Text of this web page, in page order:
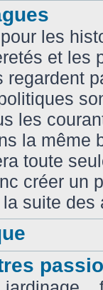
les
et les
regardent
les
la même
toute
créer un
suite des